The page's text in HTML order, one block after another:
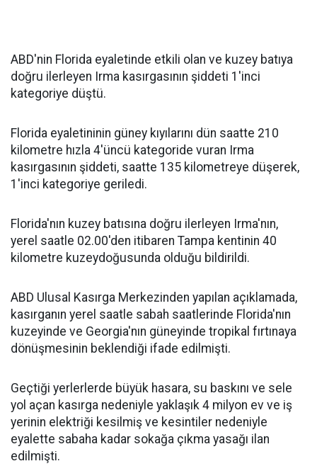
ABD'nin Florida eyaletinde etkili olan ve kuzey batıya
doğru ilerleyen Irma kasırgasının şiddeti 1'inci
kategoriye düştü.
Florida eyaletininin güney kıyılarını dün saatte 210
kilometre hızla 4'üncü kategoride vuran Irma
kasırgasının şiddeti, saatte 135 kilometreye düşerek,
1'inci kategoriye geriledi.
Florida'nın kuzey batısına doğru ilerleyen Irma'nın,
yerel saatle 02.00'den itibaren Tampa kentinin 40
kilometre kuzeydoğusunda olduğu bildirildi.
ABD Ulusal Kasırga Merkezinden yapılan açıklamada,
kasırganın yerel saatle sabah saatlerinde Florida'nın
kuzeyinde ve Georgia'nın güneyinde tropikal fırtınaya
dönüşmesinin beklendiği ifade edilmişti.
Geçtiği yerlerlerde büyük hasara, su baskını ve sele
yol açan kasırga nedeniyle yaklaşık 4 milyon ev ve iş
yerinin elektriği kesilmiş ve kesintiler nedeniyle
eyalette sabaha kadar sokağa çıkma yasağı ilan
edilmişti.